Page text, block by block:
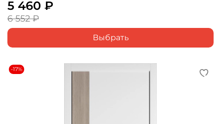
5 460 ₽
6 552 ₽
Выбрать
-17%